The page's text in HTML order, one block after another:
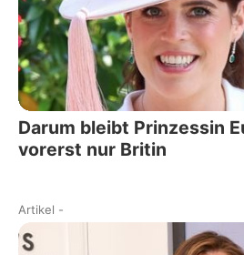
Darum bleibt Prinzessin
vorerst nur Britin
Artikel -